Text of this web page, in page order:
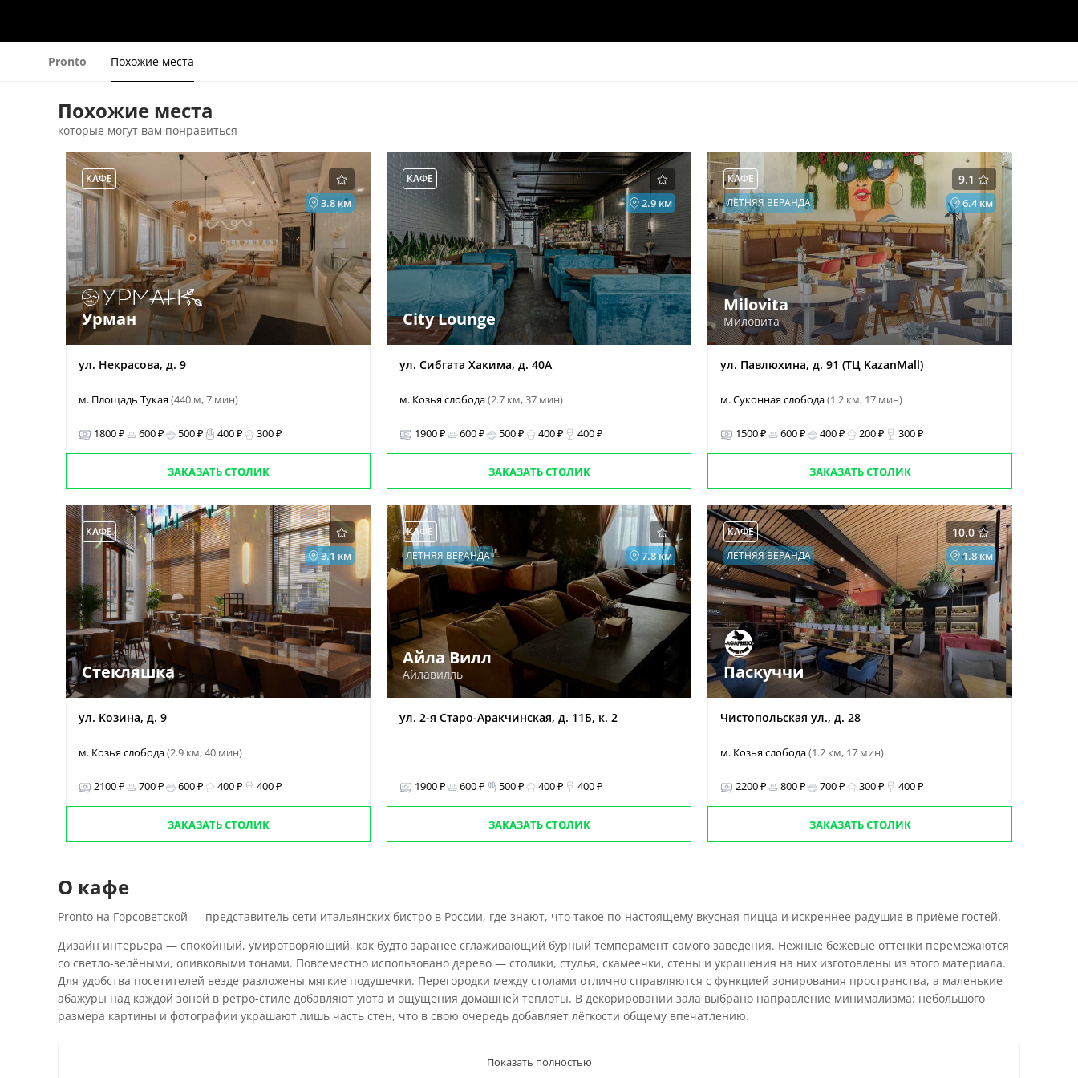
Pronto Похожие места
Похожие места
которые могут вам понравиться
КАФЕ
3.8 км
Урман
ул. Некрасова, д. 9
м. Площадь Тукая(440 м, 7 мин)
1800 ₽ 600 ₽ 500 ₽ 400 ₽ 300 ₽
ЗАКАЗАТЬ СТОЛИК
КАФЕ
2.9 км
City Lounge
ул. Сибгата Хакима, д. 40А
м. Козья слобода(2.7 км, 37 мин)
1900 ₽ 600 ₽ 500 ₽ 400 ₽ 400 ₽
ЗАКАЗАТЬ СТОЛИК
9.1
КАФЕ
6.4 км
ЛЕТНЯЯ ВЕРАНДА
Milovita
Миловита
ул. Павлюхина, д. 91 (ТЦ KazanMall)
м. Суконная слобода(1.2 км, 17 мин)
1500 ₽ 600 ₽ 400 ₽ 200 ₽ 300 ₽
ЗАКАЗАТЬ СТОЛИК
КАФЕ
3.1 км
Стекляшка
ул. Козина, д. 9
м. Козья слобода(2.9 км, 40 мин)
2100 ₽ 700 ₽ 600 ₽ 400 ₽ 400 ₽
ЗАКАЗАТЬ СТОЛИК
КАФЕ
7.8 км
ЛЕТНЯЯ ВЕРАНДА
Айла Вилл
Айлавилль
ул. 2-я Старо-Аракчинская, д. 11Б, к. 2
1900 ₽ 600 ₽ 500 ₽ 400 ₽ 400 ₽
ЗАКАЗАТЬ СТОЛИК
10.0
КАФЕ
1.8 км
ЛЕТНЯЯ ВЕРАНДА
Паскуччи
Чистопольская ул., д. 28
м. Козья слобода(1.2 км, 17 мин)
2200 ₽ 800 ₽ 700 ₽ 300 ₽ 400 ₽
ЗАКАЗАТЬ СТОЛИК
О кафе
Pronto на Горсоветской — представитель сети итальянских бистро в России, где знают, что такое по-настоящему вкусная пицца и искреннее радушие в приёме гостей.
Дизайн интерьера — спокойный, умиротворяющий, как будто заранее сглаживающий бурный темперамент самого заведения. Нежные бежевые оттенки перемежаются
со светло-зелёными, оливковыми тонами. Повсеместно использовано дерево — столики, стулья, скамеечки, стены и украшения на них изготовлены из этого материала.
Для удобства посетителей везде разложены мягкие подушечки. Перегородки между столами отлично справляются с функцией зонирования пространства, а маленькие
абажуры над каждой зоной в ретро-стиле добавляют уюта и ощущения домашней теплоты. В декорировании зала выбрано направление минимализма: небольшого
размера картины и фотографии украшают лишь часть стен, что в свою очередь добавляет лёгкости общему впечатлению.
Показать полностью